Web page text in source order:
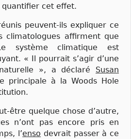
quantifier cet effet.
peuvent-ils expliquer ce
climatologues affirment que
système climatique est
« Il pourrait s’agir d’une
», a déclaré Susan
principale à la Woods Hole
être quelque chose d’autre,
n’ont pas encore pris en
l’enso devrait passer à ce